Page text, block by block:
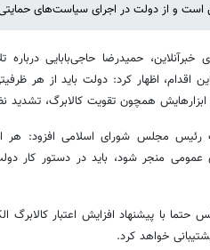
است و از دولت در اجرای سیاست‌های
خبرآنلاین،‌ حمیدرضا حاجی‌بابایی
اقدام، اظهار کرد: دولت باید از هر
ابزارهایش همچون تقویت کالابرگ، تشدید
رئیس مجلس شورای اسلامی افزود: هر
عمومی منجر شود، باید در دستور
حتما با پیشنهاد افزایش اعتبار
خواهد کرد.